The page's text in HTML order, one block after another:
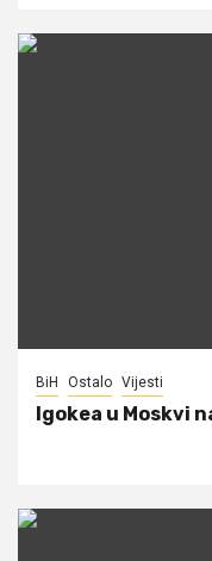
BiH Ostalo Vijesti
Igokea u Moskvi